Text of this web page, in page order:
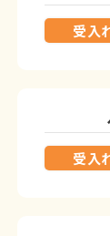
受入
受入